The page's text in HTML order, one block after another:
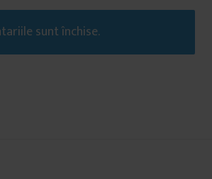
sunt închise.